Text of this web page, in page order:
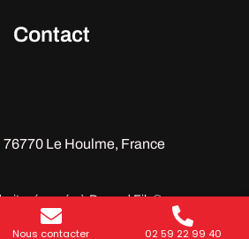
Nous contacter 02 59 22 99 40
Contact
76770 Le Houlme, France
réservés à Durand Fils®